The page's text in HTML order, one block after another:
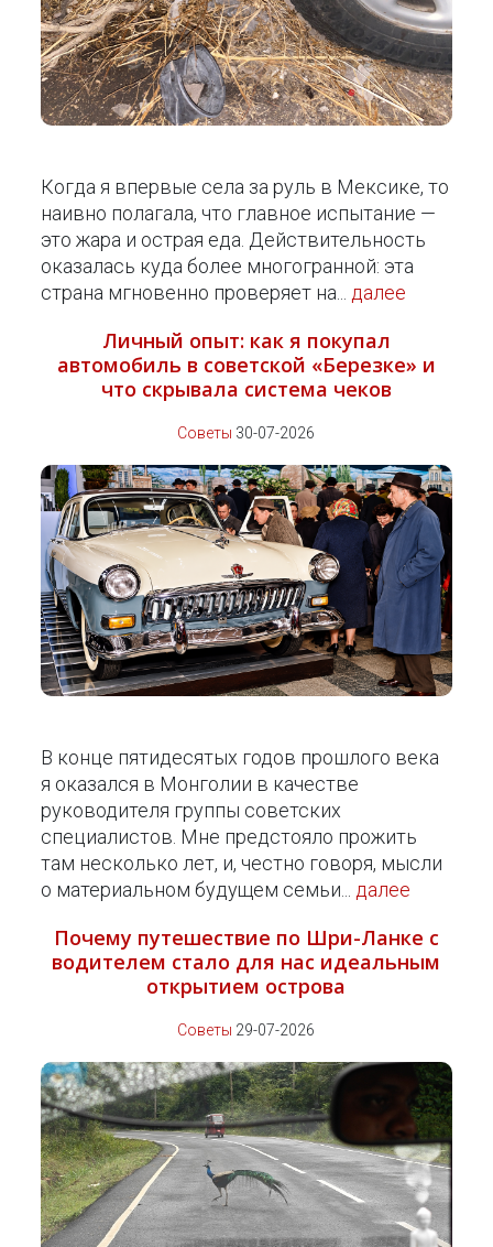
Когда я впервые села за руль в Мексике, то
наивно полагала, что главное испытание —
это жара и острая еда. Действительность
оказалась куда более многогранной: эта
страна мгновенно проверяет на... далее
Личный опыт: как я покупал
автомобиль в советской «Березке» и
что скрывала система чеков
Советы 30-07-2026
В конце пятидесятых годов прошлого века
я оказался в Монголии в качестве
руководителя группы советских
специалистов. Мне предстояло прожить
там несколько лет, и, честно говоря, мысли
о материальном будущем семьи... далее
Почему путешествие по Шри-Ланке с
водителем стало для нас идеальным
открытием острова
Советы 29-07-2026